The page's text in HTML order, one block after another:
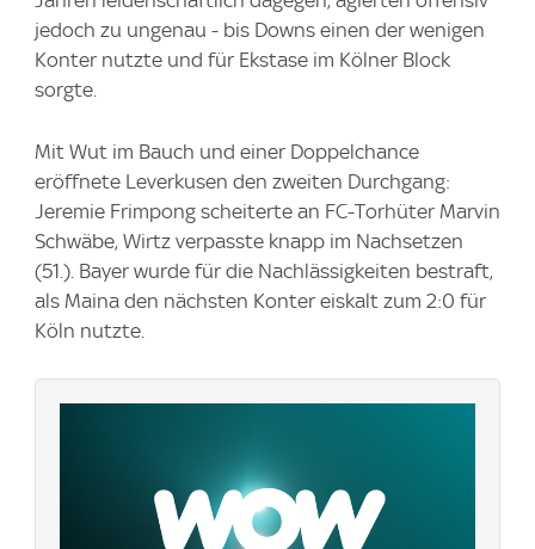
jedoch zu ungenau - bis Downs einen der wenigen
Konter nutzte und für Ekstase im Kölner Block
sorgte.
Mit Wut im Bauch und einer Doppelchance
eröffnete Leverkusen den zweiten Durchgang:
Jeremie Frimpong scheiterte an FC-Torhüter Marvin
Schwäbe, Wirtz verpasste knapp im Nachsetzen
(51.). Bayer wurde für die Nachlässigkeiten bestraft,
als Maina den nächsten Konter eiskalt zum 2:0 für
Köln nutzte.